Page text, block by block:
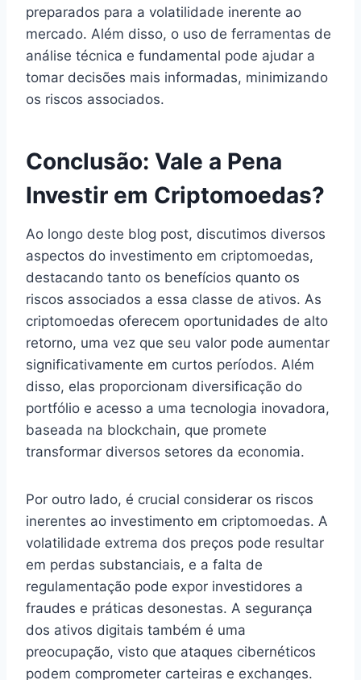
preparados para a volatilidade inerente ao
mercado. Além disso, o uso de ferramentas de
análise técnica e fundamental pode ajudar a
tomar decisões mais informadas, minimizando
os riscos associados.
Conclusão: Vale a Pena
Investir em Criptomoedas?
Ao longo deste blog post, discutimos diversos
aspectos do investimento em criptomoedas,
destacando tanto os benefícios quanto os
riscos associados a essa classe de ativos. As
criptomoedas oferecem oportunidades de alto
retorno, uma vez que seu valor pode aumentar
significativamente em curtos períodos. Além
disso, elas proporcionam diversificação do
portfólio e acesso a uma tecnologia inovadora,
baseada na blockchain, que promete
transformar diversos setores da economia.
Por outro lado, é crucial considerar os riscos
inerentes ao investimento em criptomoedas. A
volatilidade extrema dos preços pode resultar
em perdas substanciais, e a falta de
regulamentação pode expor investidores a
fraudes e práticas desonestas. A segurança
dos ativos digitais também é uma
preocupação, visto que ataques cibernéticos
podem comprometer carteiras e exchanges.